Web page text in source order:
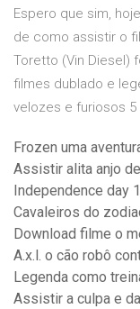
Espero que sim,
de como assistir o
Toretto (Vin Diesel)
filmes dublado e
velozes e furiosos 5
Frozen uma
Assistir alita anjo
Independence day
Cavaleiros do
Download filme o
A.x.l. o cão robô
Legenda como
Assistir a culpa e